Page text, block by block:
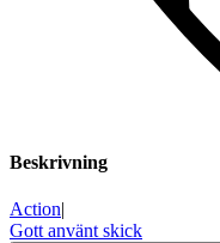
Beskrivning
Action|
Gott använt skick